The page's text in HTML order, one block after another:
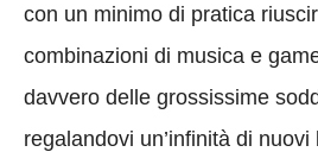
con un minimo di pratica
combinazioni di musica e
davvero delle grossissime
regalandovi un’infinità di